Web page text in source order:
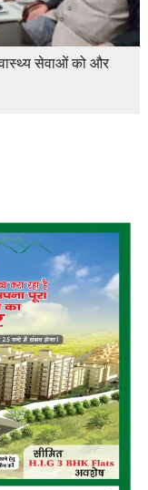
सेवाओं को और